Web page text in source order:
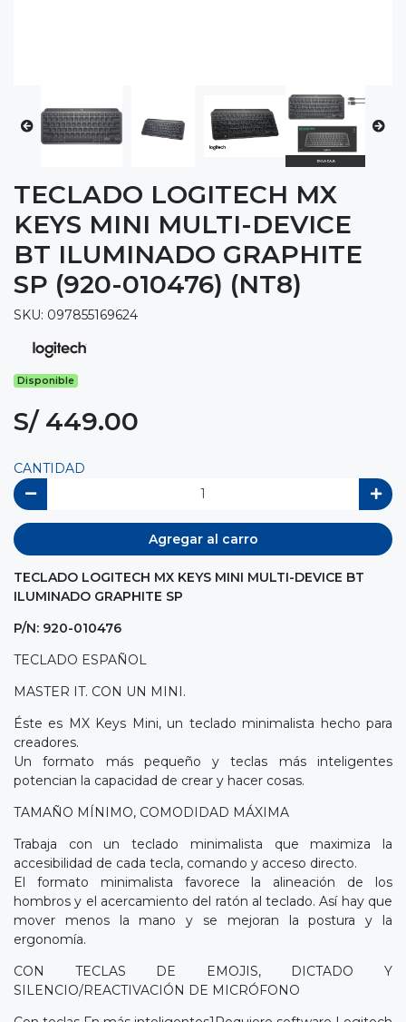
TECLADO LOGITECH MX
KEYS MINI MULTI-DEVICE
BT ILUMINADO GRAPHITE
SP (920-010476) (NT8)
SKU: 097855169624
Disponible
S/ 449.00
CANTIDAD
Agregar al carro
TECLADO LOGITECH MX KEYS MINI MULTI-DEVICE BT
ILUMINADO GRAPHITE SP
P/N: 920-010476
TECLADO ESPAÑOL
MASTER IT. CON UN MINI.
Éste es MX Keys Mini, un teclado minimalista hecho para
creadores.
Un formato más pequeño y teclas más inteligentes
potencian la capacidad de crear y hacer cosas.
TAMAÑO MÍNIMO, COMODIDAD MÁXIMA
Trabaja con un teclado minimalista que maximiza la
accesibilidad de cada tecla, comando y acceso directo.
El formato minimalista favorece la alineación de los
hombros y el acercamiento del ratón al teclado. Así hay que
mover menos la mano y se mejoran la postura y la
ergonomía.
CON TECLAS DE EMOJIS, DICTADO Y
SILENCIO/REACTIVACIÓN DE MICRÓFONO